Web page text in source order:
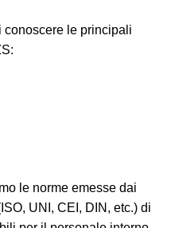
conoscere le principali
le norme emesse dai
UNI, CEI, DIN, etc.) di